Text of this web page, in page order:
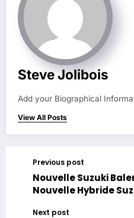
Steve Jolibois
Add your Biographical
View All Posts
Previous post
Nouvelle Suzuki
Nouvelle Hybride
Next post